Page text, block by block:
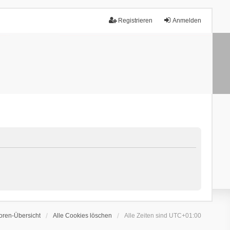
Anmelden
Registrieren
Übersicht Alle Cookies löschen Alle Zeiten sind UTC+01:00